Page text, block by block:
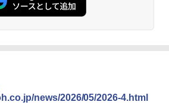
news/2026/05/2026-4.html